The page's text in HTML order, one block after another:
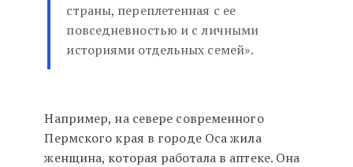
страны, переплетенная с ее
повседневностью и с личными
историями отдельных семей».
Например, на севере современного
Пермского края в городе Оса жила
женщина, которая работала в аптеке. Она